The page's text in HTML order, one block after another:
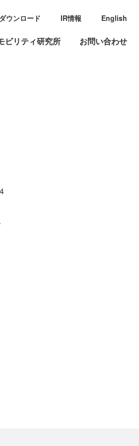
ビリティ研究所 お問い合わせ
ウンロード IR情報 English